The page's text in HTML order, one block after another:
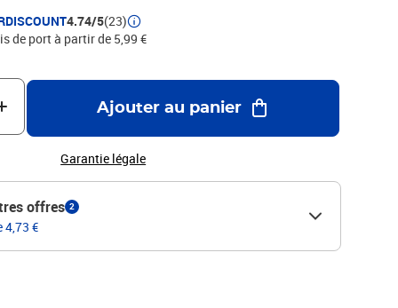
4.74/5(23)
de port à partir de 5,99 €
Ajouter au panier
Garantie légale
offres 2
4,73 €